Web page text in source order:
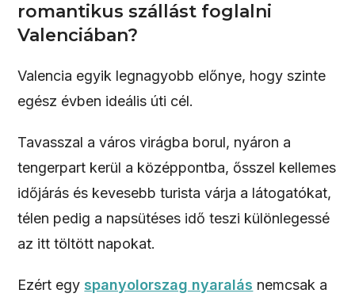
romantikus szállást foglalni
Valenciában?
Valencia egyik legnagyobb előnye, hogy szinte
egész évben ideális úti cél.
Tavasszal a város virágba borul, nyáron a
tengerpart kerül a középpontba, ősszel kellemes
időjárás és kevesebb turista várja a látogatókat,
télen pedig a napsütéses idő teszi különlegessé
az itt töltött napokat.
Ezért egyspanyolorszag nyaralás nemcsak a